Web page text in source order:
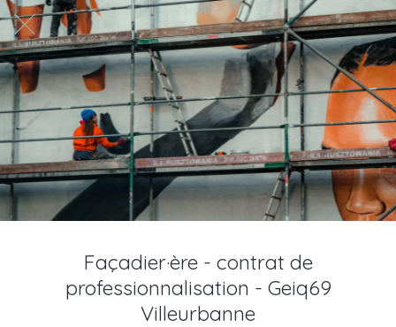
Façadier·ère - contrat de
professionnalisation - Geiq69
Villeurbanne